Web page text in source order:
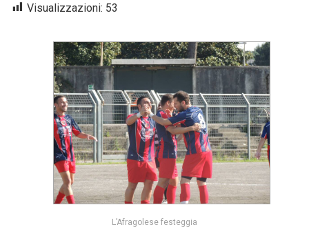
Visualizzazioni: 53
L’Afragolese festeggia